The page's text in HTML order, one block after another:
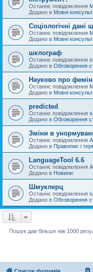
Останнє повідомлення
Додано в Мовні
Соціологічні дані
Останнє повідомлення
Додано в Мовні
шклограф
Останнє повідомлення
Додано в Обговорення
Науково про
Останнє повідомлення
Додано в Мовні
predicted
Останнє повідомлення
Додано в Обговорення
Зміни в
Останнє повідомлення
Додано в Правопис і
LanguageTool 6.6
Останнє повідомлення
Додано в Новини
Шмуклерц
Останнє повідомлення
Додано в Обговорення
Пошук дав більше ніж 1000
Список форумів